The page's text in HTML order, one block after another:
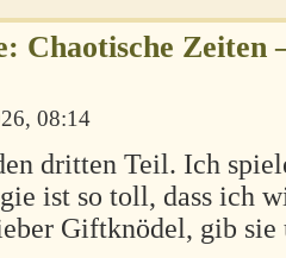
Chaotische Zeiten
08:14
dritten Teil. Ich
ist so toll, dass ich
Giftknödel, gib sie